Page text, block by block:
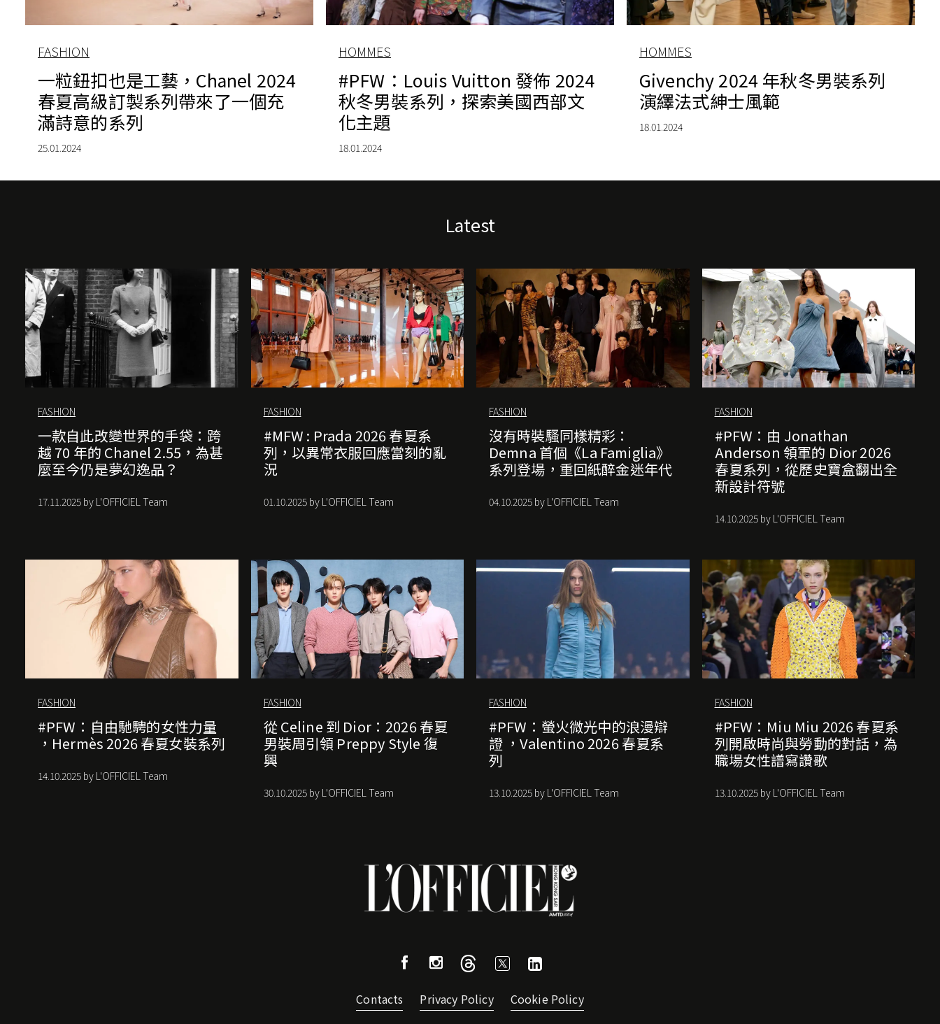
FASHION
一粒鈕扣也是工藝，Chanel 2024
春夏高級訂製系列帶來了一個充
滿詩意的系列
25.01.2024
HOMMES
#PFW：Louis Vuitton 發佈 2024
秋冬男裝系列，探索美國西部文
化主題
18.01.2024
HOMMES
Givenchy 2024 年秋冬男裝系列
演繹法式紳士風範
18.01.2024
Latest
FASHION
一款自此改變世界的手袋：跨
越 70 年的 Chanel 2.55，為甚
麼至今仍是夢幻逸品？
17.11.2025 by L'OFFICIEL Team
FASHION
#MFW : Prada 2026 春夏系
列，以異常衣服回應當刻的亂
況
01.10.2025 by L'OFFICIEL Team
FASHION
沒有時裝騷同樣精彩：
Demna 首個《La Famiglia》
系列登場，重回紙醉金迷年代
04.10.2025 by L'OFFICIEL Team
FASHION
#PFW：由 Jonathan
Anderson 領軍的 Dior 2026
春夏系列，從歷史寶盒翻出全
新設計符號
14.10.2025 by L'OFFICIEL Team
FASHION
#PFW：自由馳騁的女性力量
，Hermès 2026 春夏女裝系列
14.10.2025 by L'OFFICIEL Team
FASHION
從 Celine 到 Dior：2026 春夏
男裝周引領 Preppy Style 復
興
30.10.2025 by L'OFFICIEL Team
FASHION
#PFW：螢火微光中的浪漫辯
證 ，Valentino 2026 春夏系
列
13.10.2025 by L'OFFICIEL Team
FASHION
#PFW：Miu Miu 2026 春夏系
列開啟時尚與勞動的對話，為
職場女性譜寫讚歌
13.10.2025 by L'OFFICIEL Team
Contacts Privacy Policy Cookie Policy